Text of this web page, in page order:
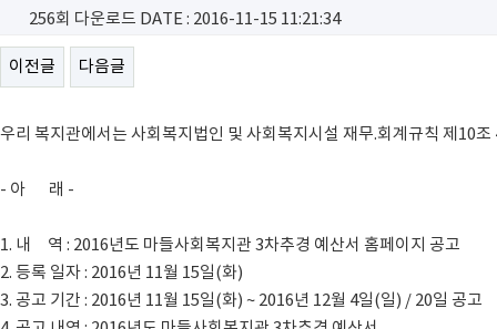
256회 다운로드 DATE : 2016-11-15 11:21:34
이전글 다음글
우리 복지관에서는 사회복지법인 및 사회복지시설 재무.회계규칙 제10
- 아 래 -
1. 내 역 : 2016년도 마들사회복지관 3차추경 예산서 홈페이지 공고
2. 등록 일자 : 2016년 11월 15일(화)
3. 공고 기간 : 2016년 11월 15일(화) ~ 2016년 12월 4일(일) / 20일 공고